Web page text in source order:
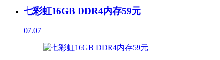
七彩虹16GB DDR4内存59元
07.07